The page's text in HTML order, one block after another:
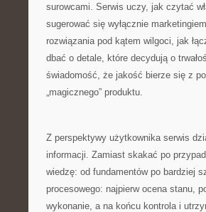
surowcami. Serwis uczy, jak czytać
sugerować się wyłącznie
rozwiązania pod kątem wilgoci, jak
dbać o detale, które decydują o
świadomość, że jakość bierze się z
„magicznego” produktu.
Z perspektywy użytkownika serwis
informacji. Zamiast skakać po
wiedzę: od fundamentów po bardziej
procesowego: najpierw ocena stanu,
wykonanie, a na końcu kontrola i